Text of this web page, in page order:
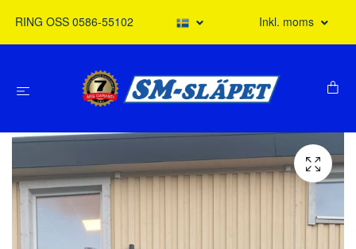
RING OSS 0586-55102 Inkl. moms